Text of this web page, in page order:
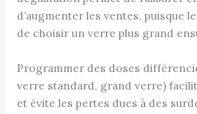
d’augmenter les ventes, puisque
de choisir un verre plus grand
Programmer des doses
verre standard, grand verre)
et évite les pertes dues à des